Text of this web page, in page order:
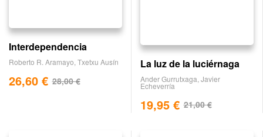
Interdependencia
Roberto R. Aramayo Txetxu Ausín
28,00€
26,60 €
La luz de la luciérnaga
Ander Gurrutxaga Javier
Echeverría
21,00€
19,95 €